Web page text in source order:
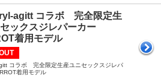
agitt コラボ 完全限定生
ックスジレパーカー
着用モデル
コラボ 完全限定生産ユニセックスジレパ
着用モデル